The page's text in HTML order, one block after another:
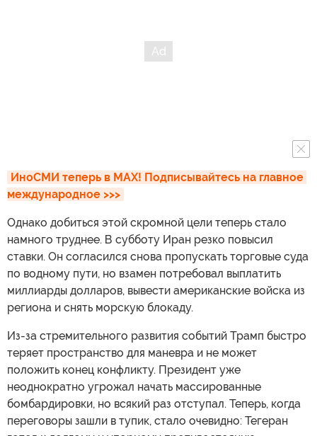
ИноСМИ теперь в MAX! Подписывайтесь на главное
международное >>>
Однако добиться этой скромной цели теперь стало
намного труднее. В субботу Иран резко повысил
ставки. Он согласился снова пропускать торговые суда
по водному пути, но взамен потребовал выплатить
миллиарды долларов, вывести американские войска из
региона и снять морскую блокаду.
Из-за стремительного развития событий Трамп быстро
теряет пространство для маневра и не может
положить конец конфликту. Президент уже
неоднократно угрожал начать массированные
бомбардировки, но всякий раз отступал. Теперь, когда
переговоры зашли в тупик, стало очевидно: Тегеран